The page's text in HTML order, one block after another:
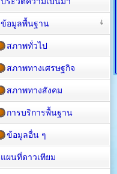
ข้อมูลพื้นฐาน
สภาพทั่วไป
สภาพทางเศรษฐกิจ
สภาพทางสังคม
การบริการพื้นฐาน
ข้อมูลอื่น ๆ
แผนที่ดาวเทียม